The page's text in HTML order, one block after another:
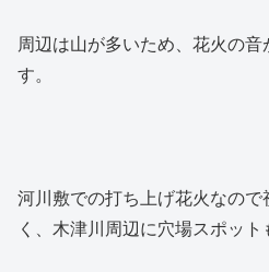
周辺は山が多いため、花火の音
す。
河川敷での打ち上げ花火なの
く、木津川周辺に穴場スポット